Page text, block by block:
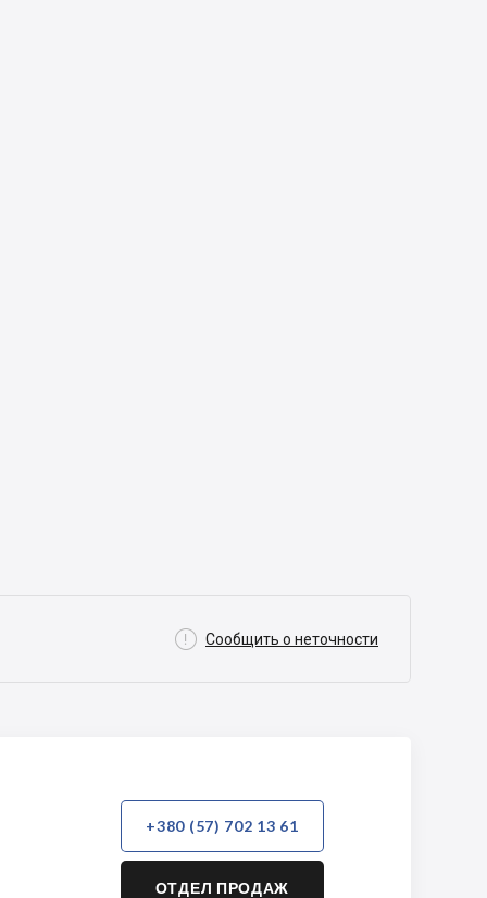
 Сообщить о неточности
+380 (57) 702 13 61
ОТДЕЛ ПРОДАЖ